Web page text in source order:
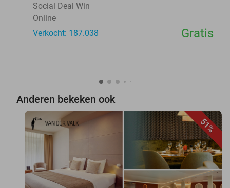
Social Deal Win
Online
Verkocht: 187.038
Gratis
Anderen bekeken ook
51%